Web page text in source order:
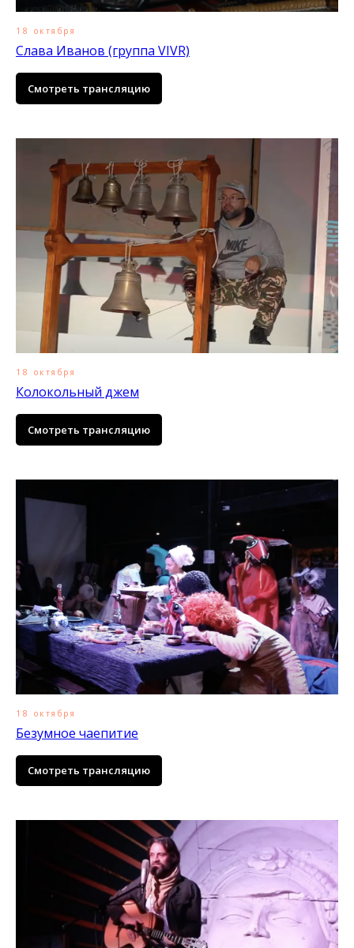
18 октября
Слава Иванов (группа VIVR)
Смотреть трансляцию
18 октября
Колокольный джем
Смотреть трансляцию
18 октября
Безумное чаепитие
Смотреть трансляцию